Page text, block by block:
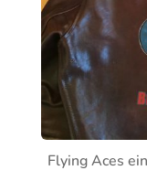
Flying Aces